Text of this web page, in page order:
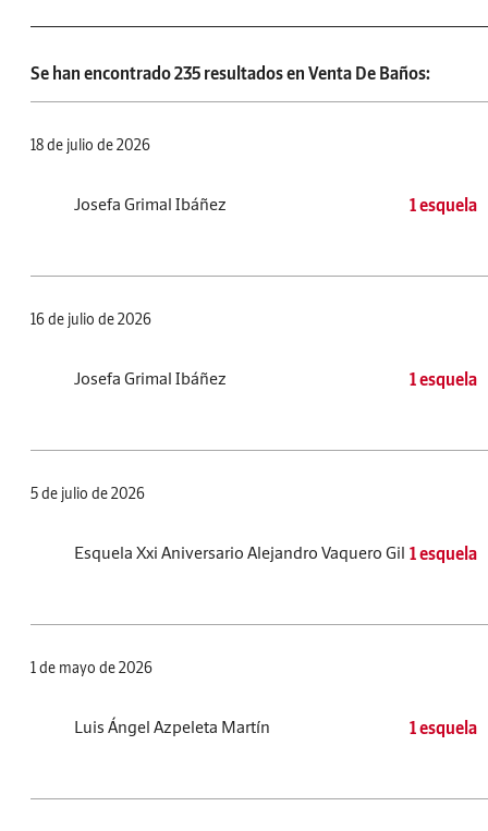
Se han encontrado 235 resultados en Venta De Baños:
18 de julio de 2026
Josefa Grimal Ibáñez 1 esquela
16 de julio de 2026
Josefa Grimal Ibáñez 1 esquela
5 de julio de 2026
Esquela Xxi Aniversario Alejandro Vaquero Gil 1 esquela
1 de mayo de 2026
Luis Ángel Azpeleta Martín 1 esquela